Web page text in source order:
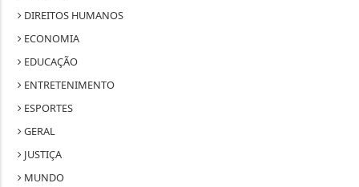
DIREITOS HUMANOS
ECONOMIA
EDUCAÇÃO
ENTRETENIMENTO
ESPORTES
GERAL
JUSTIÇA
MUNDO